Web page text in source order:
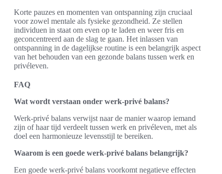
Korte pauzes en momenten van ontspanning zijn cruciaal
voor zowel mentale als fysieke gezondheid. Ze stellen
individuen in staat om even op te laden en weer fris en
geconcentreerd aan de slag te gaan. Het inlassen van
ontspanning in de dagelijkse routine is een belangrijk aspect
van het behouden van een gezonde balans tussen werk en
privéleven.
FAQ
Wat wordt verstaan onder werk-privé balans?
Werk-privé balans verwijst naar de manier waarop iemand
zijn of haar tijd verdeelt tussen werk en privéleven, met als
doel een harmonieuze levensstijl te bereiken.
Waarom is een goede werk-privé balans belangrijk?
Een goede werk-privé balans voorkomt negatieve effecten